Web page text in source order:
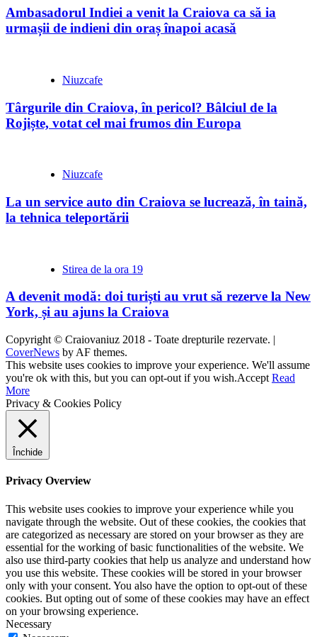
Ambasadorul Indiei a venit la Craiova ca să ia
urmașii de indieni din oraș înapoi acasă
Niuzcafe
Târgurile din Craiova, în pericol? Bâlciul de la
Rojiște, votat cel mai frumos din Europa
Niuzcafe
La un service auto din Craiova se lucrează, în taină,
la tehnica teleportării
Stirea de la ora 19
A devenit modă: doi turiști au vrut să rezerve la New
York, și au ajuns la Craiova
Copyright © Craiovaniuz 2018 - Toate drepturile rezervate. |
CoverNews by AF themes.
This website uses cookies to improve your experience. We'll assume
you're ok with this, but you can opt-out if you wish.Accept Read
More
Privacy & Cookies Policy
Închide
Privacy Overview
This website uses cookies to improve your experience while you
navigate through the website. Out of these cookies, the cookies that
are categorized as necessary are stored on your browser as they are
essential for the working of basic functionalities of the website. We
also use third-party cookies that help us analyze and understand how
you use this website. These cookies will be stored in your browser
only with your consent. You also have the option to opt-out of these
cookies. But opting out of some of these cookies may have an effect
on your browsing experience.
Necessary